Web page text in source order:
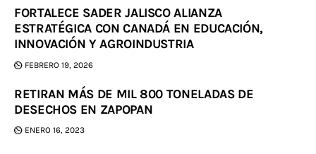
FORTALECE SADER JALISCO ALIANZA
ESTRATÉGICA CON CANADÁ EN EDUCACIÓN,
INNOVACIÓN Y AGROINDUSTRIA
FEBRERO 19, 2026
RETIRAN MÁS DE MIL 800 TONELADAS DE
DESECHOS EN ZAPOPAN
ENERO 16, 2023